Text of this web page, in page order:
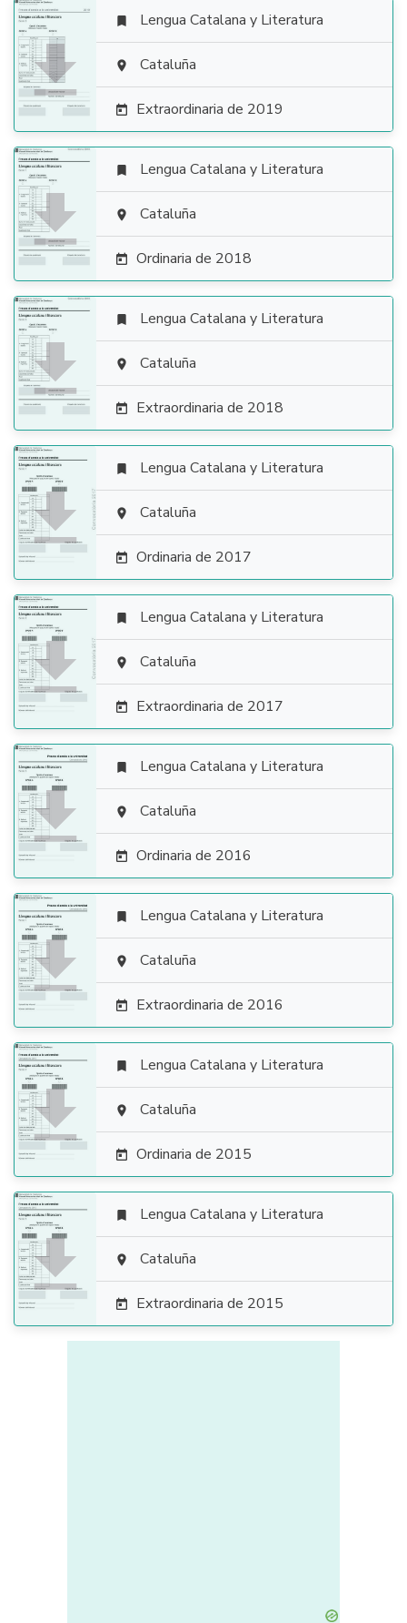

 Lengua Catalana y Literatura
 Cataluña
 Extraordinaria de 2019

 Lengua Catalana y Literatura
 Cataluña
 Ordinaria de 2018

 Lengua Catalana y Literatura
 Cataluña
 Extraordinaria de 2018

 Lengua Catalana y Literatura
 Cataluña
 Ordinaria de 2017

 Lengua Catalana y Literatura
 Cataluña
 Extraordinaria de 2017

 Lengua Catalana y Literatura
 Cataluña
 Ordinaria de 2016

 Lengua Catalana y Literatura
 Cataluña
 Extraordinaria de 2016

 Lengua Catalana y Literatura
 Cataluña
 Ordinaria de 2015

 Lengua Catalana y Literatura
 Cataluña
 Extraordinaria de 2015